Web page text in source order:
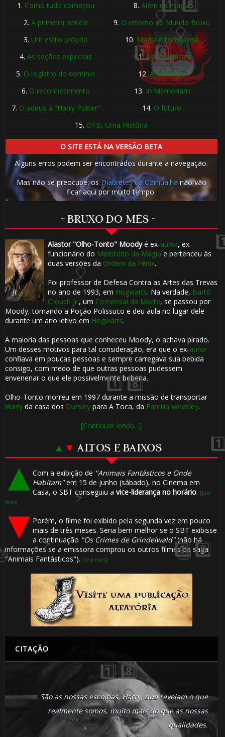
1. Como tudo começou 8.Além da magia
2.A primeira notícia 9. O retorno ao Mundo Bruxo
3. Um estilo próprio 10. Magia e tecnologia
4.As seções especiais 11.As polêmicas
5. O registro do domínio 12.A nostalgia
6. O reconhecimento 13. In Memoriam
7. O adeus a "Harry Potter" 14. O futuro
15. OFB, Uma História
O SITE ESTÁ NA VERSÃO BETA
Alguns erros podem ser encontrados durante a navegação.
Mas não se preocupe: osDiabretes da Cornualha não vão
ficar aqui por muito tempo.
~ BRUXO DO MÊS ~
Alastor "Olho-Tonto" Moodyé ex-auror, ex-
funcionário do Ministério da Magia e pertenceu às
duas versões da Ordem da Fênix.
Foi professor de Defesa Contra as Artes das Trevas
no ano de 1993, em Hogwarts. Na verdade, Bartô
Crouch Jr., um Comensal da Morte, se passou por
Moody, tomando a Poção Polissuco e deu aula no lugar dele
durante um ano letivo em Hogwarts.
A maioria das pessoas que conheceu Moody, o achava pirado.
Um desses motivos para tal consideração, era que o ex-auror
confiava em poucas pessoas e sempre carregava sua bebida
consigo, com medo de que outras pessoas pudessem
envenenar o que ele possivelmente beberia.
Olho-Tonto morreu em 1997 durante a missão de transportar
Harryda casa dos Dursleypara A Toca, da Família Weasley.
[Continuar lendo...]
▲ ▼ ALTOS E BAIXOS
Com a exibição de "Animais Fantásticos e Onde
Habitam"em 15 de junho (sábado), no Cinema em
Casa, o SBT conseguiu a vice-liderança no horário. [Leia
mais]
Porém, o filme foi exibido pela segunda vez em pouco
mais de três meses. Seria bem melhor se o SBT exibisse
a continuação "Os Crimes de Grindelwald"(não há
informações se a emissora comprou os outros filmes da saga
"Animais Fantásticos"). [Leia mais]
CITAÇÃO
São as nossas escolhas, Harry, que revelam o que
realmente somos, muito mais do que as nossas
qualidades.
⚡
⚡
⚡
🎈
🎈
1️⃣ 8️⃣
🎂
1️⃣
8️⃣
1️⃣ 8️⃣
⚡ 1️⃣ 8️⃣
🎈
1️⃣ 8️⃣
⚡